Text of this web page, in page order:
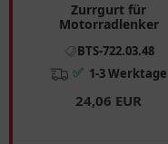
Zurrgurt für
Motorradlenker
BTS-722.03.48
✅ 1-3 Werktage
24,06 EUR